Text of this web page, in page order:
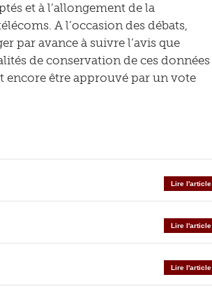
et à l’allongement de la
A l’occasion des débats,
par avance à suivre l’avis que
de conservation de ces données
encore être approuvé par un vote
Lire l'article
Lire l'article
Lire l'article